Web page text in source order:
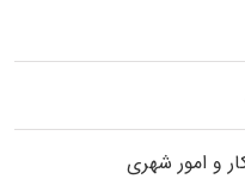
و امور شهری